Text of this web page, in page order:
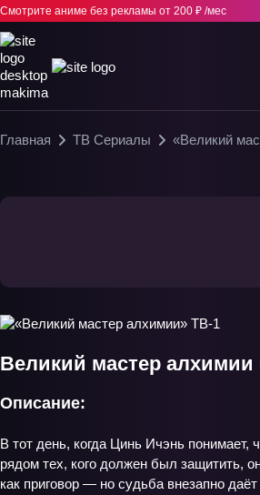
Смотрите аниме без рекламы от 200 ₽ /мес
Главная ТВ Сериалы «Великий
Великий мастер алхимии
Описание:
В тот день, когда Цинь Ичэнь понимает,
рядом тех, кого должен был защитить,
как приговор — но судьба внезапно